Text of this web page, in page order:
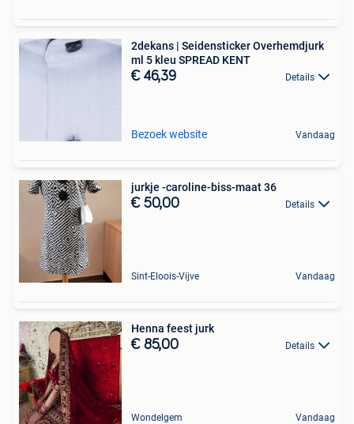
2dekans | Seidensticker Overhemdjurk
ml 5 kleu SPREAD KENT
€ 46,39 Details
Bezoek website Vandaag
jurkje -caroline-biss-maat 36
€ 50,00 Details
Sint-Eloois-Vijve Vandaag
Henna feest jurk
€ 85,00 Details
Wondelgem Vandaag